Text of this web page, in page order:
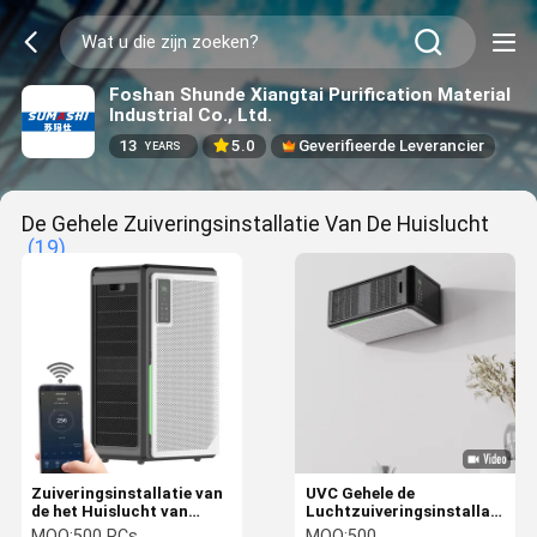
Foshan Shunde Xiangtai Purification Material
Industrial Co., Ltd.
13 YEARS 5.0 Geverifieerde Leverancier
De Gehele Zuiveringsinstallatie Van De Huislucht
(19)
Zuiveringsinstallatie van
de het Huislucht van
dodenvirussen de Gehele
UVC Gehele de
Luchtzuiveringsinstallatie
van het Huis UVlicht met